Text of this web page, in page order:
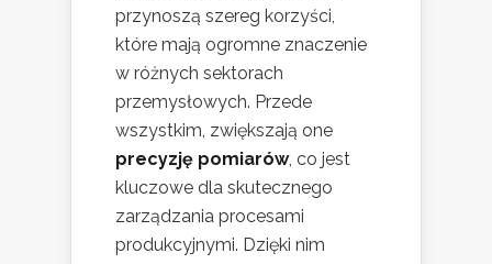
przynoszą szereg korzyści,
które mają ogromne znaczenie
w różnych sektorach
przemysłowych. Przede
wszystkim, zwiększają one
precyzję pomiarów, co jest
kluczowe dla skutecznego
zarządzania procesami
produkcyjnymi. Dzięki nim